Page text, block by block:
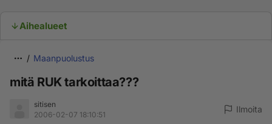
Aihealueet
Maanpuolustus
mitä RUK tarkoittaa???
sitisen
2006-02-07 18:10:51
Ilmoita